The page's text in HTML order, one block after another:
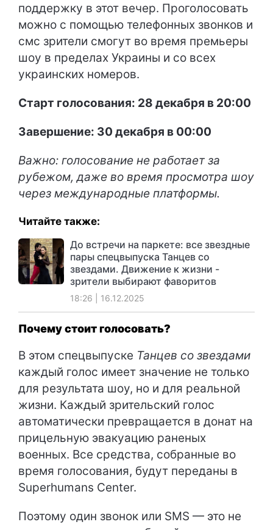
поддержку в этот вечер. Проголосовать
можно с помощью телефонных звонков и
смс зрители смогут во время премьеры
шоу в пределах Украины и со всех
украинских номеров.
Старт голосования: 28 декабря в 20:00
Завершение: 30 декабря в 00:00
Важно: голосование не работает за
рубежом, даже во время просмотра шоу
через международные платформы.
Читайте также:
До встречи на паркете: все звездные
пары спецвыпуска Танцев со
звездами. Движение к жизни -
зрители выбирают фаворитов
18:26 | 16.12.2025
Почему стоит голосовать?
В этом спецвыпуске Танцев со звездами
каждый голос имеет значение не только
для результата шоу, но и для реальной
жизни. Каждый зрительский голос
автоматически превращается в донат на
прицельную эвакуацию раненых
военных. Все средства, собранные во
время голосования, будут переданы в
Superhumans Center.
Поэтому один звонок или SMS — это не